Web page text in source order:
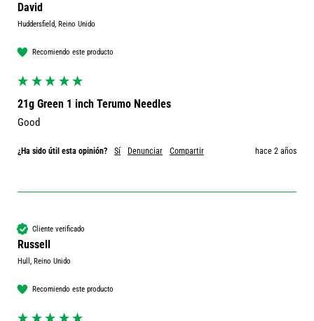
David
Huddersfield, Reino Unido
Recomiendo este producto
21g Green 1 inch Terumo Needles
Good
¿Ha sido útil esta opinión? Sí Denunciar Compartir hace 2 años
Cliente verificado
Russell
Hull, Reino Unido
Recomiendo este producto